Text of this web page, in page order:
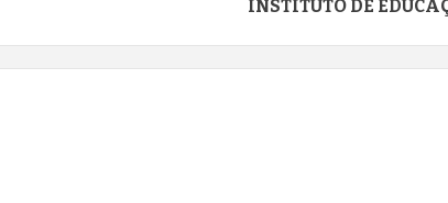
INSTITUTO DE